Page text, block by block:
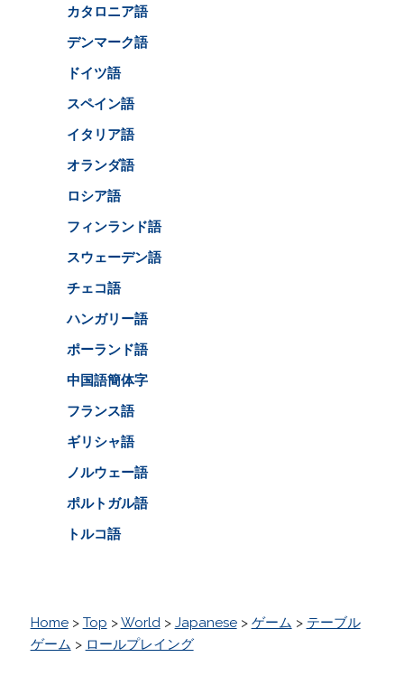
カタロニア語
デンマーク語
ドイツ語
スペイン語
イタリア語
オランダ語
ロシア語
フィンランド語
スウェーデン語
チェコ語
ハンガリー語
ポーランド語
中国語簡体字
フランス語
ギリシャ語
ノルウェー語
ポルトガル語
トルコ語
Home> Top >World> Japanese> ゲーム > テーブル
ゲーム > ロールプレイング